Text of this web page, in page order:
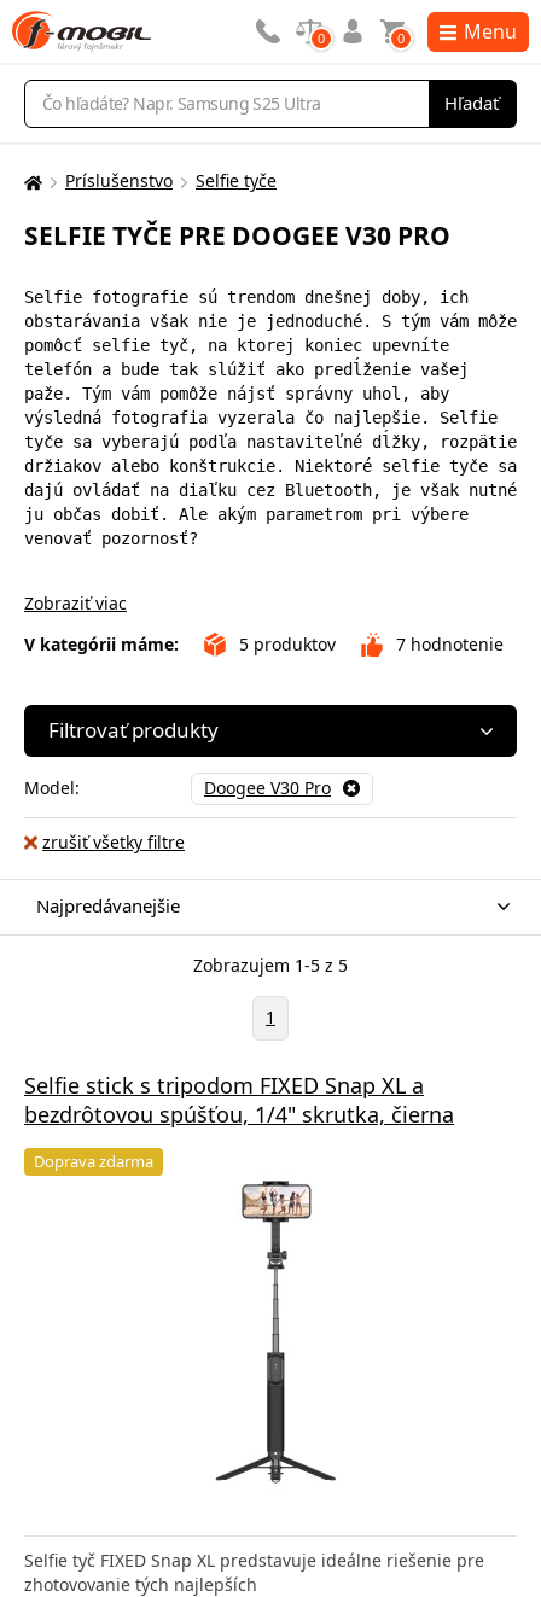
Vyhľadávanie
Hľadať
0 0 Menu
Tu
nachádzate:
Príslušenstvo Selfie tyče
SELFIE TYČE PRE DOOGEE V30 PRO
Selfie fotografie sú trendom dnešnej doby, ich
obstarávania však nie je jednoduché. S tým vám môže
pomôcť selfie tyč, na ktorej koniec upevníte
telefón a bude tak slúžiť ako predĺženie vašej
paže. Tým vám pomôže nájsť správny uhol, aby
výsledná fotografia vyzerala čo najlepšie. Selfie
tyče sa vyberajú podľa nastaviteľné dĺžky, rozpätie
držiakov alebo konštrukcie. Niektoré selfie tyče sa
dajú ovládať na diaľku cez Bluetooth, je však nutné
ju občas dobiť. Ale akým parametrom pri výbere
venovať pozornosť?
Zobraziť viac
V kategórii máme:
5 produktov 7 hodnotenie
Filtrovať produkty
Model: Doogee V30 Pro
zrušiť všetky filtre
Najpredávanejšie
Zobrazujem 1-5 z 5
1
Selfie stick s tripodom FIXED Snap XL a
bezdrôtovou spúšťou, 1/4" skrutka, čierna
Doprava zdarma
Selfie tyč FIXED Snap XL predstavuje ideálne riešenie pre
zhotovovanie tých najlepších